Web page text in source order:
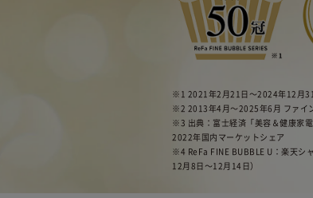
※1 2021年2月21日〜2024年12月
※2 2013年4月〜2025年6月 ファイ
※3 出典：富士経済「美容＆健康家
2022年国内マーケットシェア
※4 ReFa FINE BUBBLE U：楽天シ
12月8日〜12月14日）